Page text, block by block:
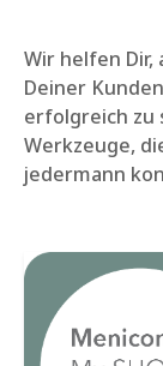
Wir helfen
Deiner
erfolgreich zu
Werkzeuge,
jedermann